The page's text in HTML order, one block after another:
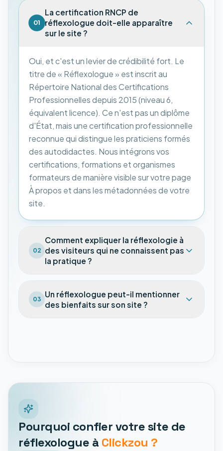
01
La certification RNCP de
réflexologue doit-elle apparaître
sur le site ?
Oui, et c'est un levier de crédibilité fort. Le
titre de « Réflexologue » est inscrit au
Répertoire National des Certifications
Professionnelles depuis 2015 (niveau 6,
équivalent licence). Ce n'est pas un diplôme
d'État, mais une certification professionnelle
reconnue qui distingue les praticiens formés
des autodidactes. Nous intégrons vos
certifications, formations et organismes
formateurs de manière visible sur votre page
À propos et dans les métadonnées de votre
site.
02
Comment expliquer la réflexologie à
des visiteurs qui ne connaissent pas
la pratique ?
03
Un réflexologue peut-il mentionner
des bienfaits sur son site ?
Pourquoi confier votre site de
réflexologue à Clickzou ?